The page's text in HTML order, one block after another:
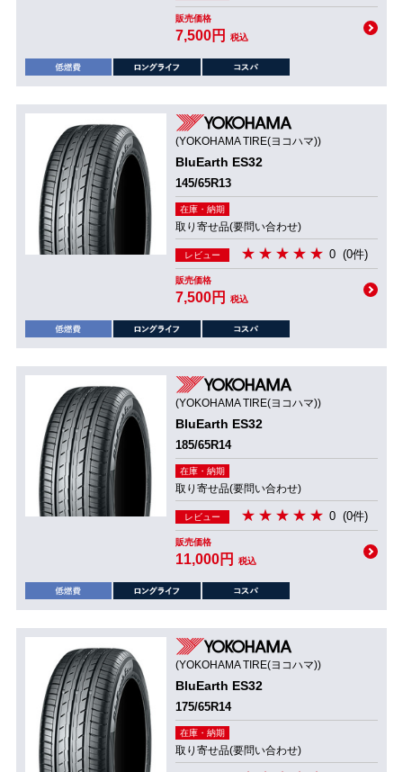
販売価格
7,500円 税込
(YOKOHAMA TIRE(ヨコハマ))
BluEarth ES32
145/65R13
在庫・納期
取り寄せ品(要問い合わせ)
レビュー 0 (0件)
販売価格
7,500円 税込
(YOKOHAMA TIRE(ヨコハマ))
BluEarth ES32
185/65R14
在庫・納期
取り寄せ品(要問い合わせ)
レビュー 0 (0件)
販売価格
11,000円 税込
(YOKOHAMA TIRE(ヨコハマ))
BluEarth ES32
175/65R14
在庫・納期
取り寄せ品(要問い合わせ)